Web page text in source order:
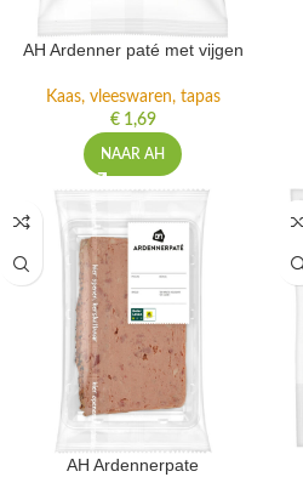
AH Ardenner paté met vijgen
Kaas, vleeswaren, tapas
€1,69
NAAR AH
AH Ardennerpate